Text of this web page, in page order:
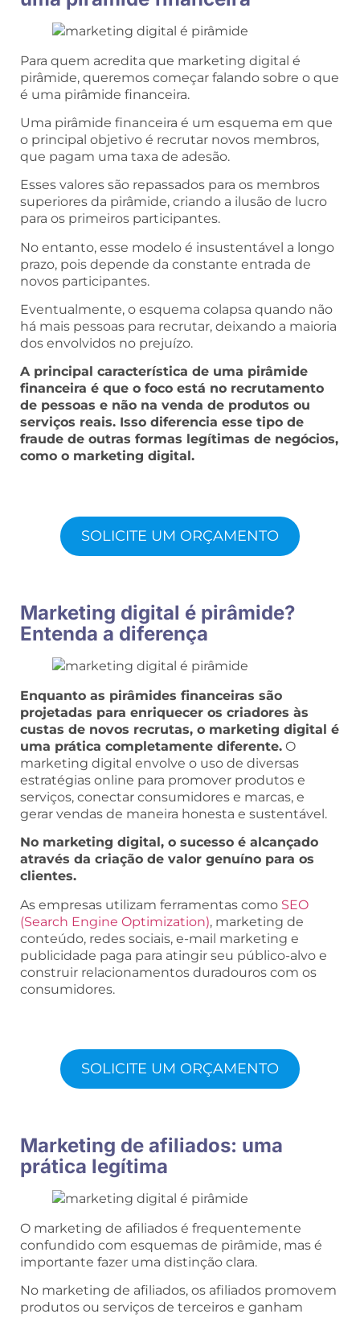
Para quem acredita que marketing digital é
pirâmide, queremos começar falando sobre o que
é uma pirâmide financeira.
Uma pirâmide financeira é um esquema em que
o principal objetivo é recrutar novos membros,
que pagam uma taxa de adesão.
Esses valores são repassados para os membros
superiores da pirâmide, criando a ilusão de lucro
para os primeiros participantes.
No entanto, esse modelo é insustentável a longo
prazo, pois depende da constante entrada de
novos participantes.
Eventualmente, o esquema colapsa quando não
há mais pessoas para recrutar, deixando a maioria
dos envolvidos no prejuízo.
A principal característica de uma pirâmide
financeira é que o foco está no recrutamento
de pessoas e não na venda de produtos ou
serviços reais. Isso diferencia esse tipo de
fraude de outras formas legítimas de negócios,
como o marketing digital.
SOLICITE UM ORÇAMENTO
Marketing digital é pirâmide?
Entenda a diferença
Enquanto as pirâmides financeiras são
projetadas para enriquecer os criadores às
custas de novos recrutas, o marketing digital é
uma prática completamente diferente. O
marketing digital envolve o uso de diversas
estratégias online para promover produtos e
serviços, conectar consumidores e marcas, e
gerar vendas de maneira honesta e sustentável.
No marketing digital, o sucesso é alcançado
através da criação de valor genuíno para os
clientes.
As empresas utilizam ferramentas como SEO
(Search Engine Optimization), marketing de
conteúdo, redes sociais, e-mail marketing e
publicidade paga para atingir seu público-alvo e
construir relacionamentos duradouros com os
consumidores.
SOLICITE UM ORÇAMENTO
Marketing de afiliados: uma
prática legítima
O marketing de afiliados é frequentemente
confundido com esquemas de pirâmide, mas é
importante fazer uma distinção clara.
No marketing de afiliados, os afiliados promovem
produtos ou serviços de terceiros e ganham